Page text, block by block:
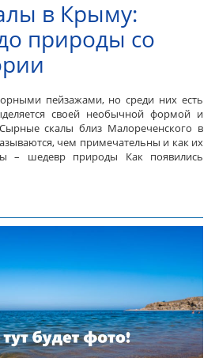
в Крыму:
природы со
пейзажами, но среди них есть
своей необычной формой и
скалы близ Малореченского в
чем примечательны и как их
– шедевр природы Как появились